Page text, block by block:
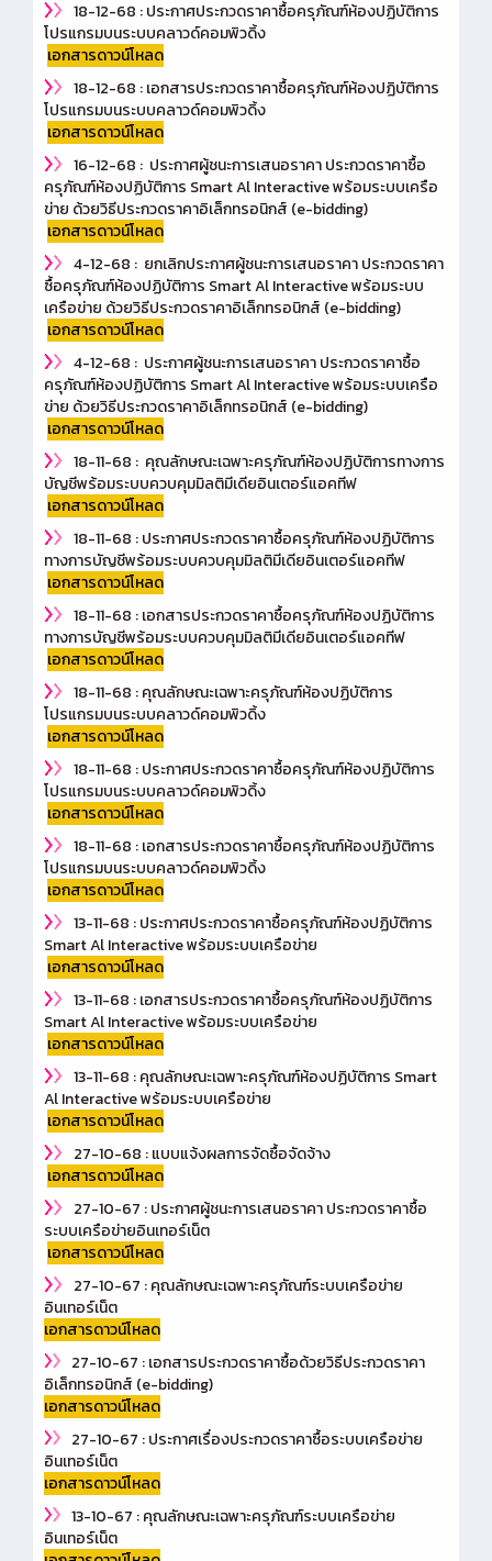
18-12-68 : ประกาศประกวดราคาซื้อครุภัณฑ์ห้องปฏิบัติการ
โปรแกรมบนระบบคลาวด์คอมพิวดิ้ง
เอกสารดาวน์โหลด
18-12-68 : เอกสารประกวดราคาซื้อครุภัณฑ์ห้องปฏิบัติการ
โปรแกรมบนระบบคลาวด์คอมพิวดิ้ง
เอกสารดาวน์โหลด
16-12-68 : ประกาศผู้ชนะการเสนอราคา ประกวดราคาซื้อ
ครุภัณฑ์ห้องปฏิบัติการ Smart Al Interactive พร้อมระบบเครือ
ข่าย ด้วยวิธีประกวดราคาอิเล็กทรอนิกส์ (e-bidding)
เอกสารดาวน์โหลด
4-12-68 : ยกเลิกประกาศผู้ชนะการเสนอราคา ประกวดราคา
ซื้อครุภัณฑ์ห้องปฏิบัติการ Smart Al Interactive พร้อมระบบ
เครือข่าย ด้วยวิธีประกวดราคาอิเล็กทรอนิกส์ (e-bidding)
เอกสารดาวน์โหลด
4-12-68 : ประกาศผู้ชนะการเสนอราคา ประกวดราคาซื้อ
ครุภัณฑ์ห้องปฏิบัติการ Smart Al Interactive พร้อมระบบเครือ
ข่าย ด้วยวิธีประกวดราคาอิเล็กทรอนิกส์ (e-bidding)
เอกสารดาวน์โหลด
18-11-68 : คุณลักษณะเฉพาะครุภัณฑ์ห้องปฏิบัติการทางการ
บัญชีพร้อมระบบควบคุมมิลติมีเดียอินเตอร์แอคทีฟ
เอกสารดาวน์โหลด
18-11-68 : ประกาศประกวดราคาซื้อครุภัณฑ์ห้องปฏิบัติการ
ทางการบัญชีพร้อมระบบควบคุมมิลติมีเดียอินเตอร์แอคทีฟ
เอกสารดาวน์โหลด
18-11-68 : เอกสารประกวดราคาซื้อครุภัณฑ์ห้องปฏิบัติการ
ทางการบัญชีพร้อมระบบควบคุมมิลติมีเดียอินเตอร์แอคทีฟ
เอกสารดาวน์โหลด
18-11-68 : คุณลักษณะเฉพาะครุภัณฑ์ห้องปฏิบัติการ
โปรแกรมบนระบบคลาวด์คอมพิวดิ้ง
เอกสารดาวน์โหลด
18-11-68 : ประกาศประกวดราคาซื้อครุภัณฑ์ห้องปฏิบัติการ
โปรแกรมบนระบบคลาวด์คอมพิวดิ้ง
เอกสารดาวน์โหลด
18-11-68 : เอกสารประกวดราคาซื้อครุภัณฑ์ห้องปฏิบัติการ
โปรแกรมบนระบบคลาวด์คอมพิวดิ้ง
เอกสารดาวน์โหลด
13-11-68 : ประกาศประกวดราคาซื้อครุภัณฑ์ห้องปฏิบัติการ
Smart Al Interactive พร้อมระบบเครือข่าย
เอกสารดาวน์โหลด
13-11-68 : เอกสารประกวดราคาซื้อครุภัณฑ์ห้องปฏิบัติการ
Smart Al Interactive พร้อมระบบเครือข่าย
เอกสารดาวน์โหลด
13-11-68 : คุณลักษณะเฉพาะครุภัณฑ์ห้องปฏิบัติการ Smart
Al Interactive พร้อมระบบเครือข่าย
เอกสารดาวน์โหลด
27-10-68 : แบบแจ้งผลการจัดซื้อจัดจ้าง
เอกสารดาวน์โหลด
27-10-67 : ประกาศผู้ชนะการเสนอราคา ประกวดราคาซื้อ
ระบบเครือข่ายอินเทอร์เน็ต
เอกสารดาวน์โหลด
27-10-67 : คุณลักษณะเฉพาะครุภัณฑ์ระบบเครือข่าย
อินเทอร์เน็ต
เอกสารดาวน์โหลด
27-10-67 : เอกสารประกวดราคาซื้อด้วยวิธีประกวดราคา
อิเล็กทรอนิกส์ (e-bidding)
เอกสารดาวน์โหลด
27-10-67 : ประกาศเรื่องประกวดราคาซื้อระบบเครือข่าย
อินเทอร์เน็ต
เอกสารดาวน์โหลด
13-10-67 : คุณลักษณะเฉพาะครุภัณฑ์ระบบเครือข่าย
อินเทอร์เน็ต